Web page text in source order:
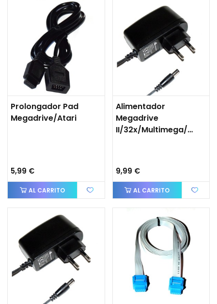
Prolongador Pad
Megadrive/Atari
5,99 €
AL CARRITO
Alimentador
Megadrive
II/32x/Multimega/Nomad
9,99 €
AL CARRITO